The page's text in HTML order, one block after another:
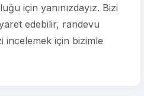
için yanınızdayız. Bizi
edebilir, randevu
incelemek için bizimle